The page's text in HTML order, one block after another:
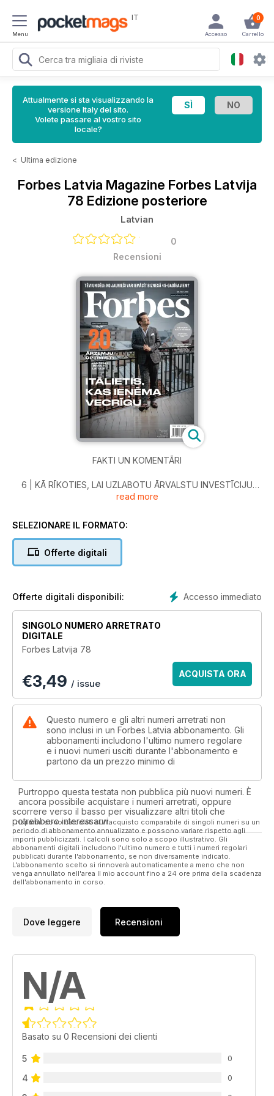
Menu
IT 0
Carrello
Accesso
Attualmente si sta visualizzando la
versione Italy del sito.
Volete passare al vostro sito
locale?
< Ultima edizione
Forbes Latvia Magazine Forbes Latvija
78 Edizione posteriore
Latvian
0
Recensioni
FAKTI UN KOMENTĀRI
6 | KĀ RĪKOTIES, LAI UZLABOTU ĀRVALSTU INVESTĪCIJU
PIESAISTI LATVIJĀ?
8 | KRIEVIJAS SMALKĀ MĀKSLA SODĪT
14 | NEZINĀMIE Y VIENĀDOJUMOS MENEDŽERIEM
16 | «VENTURE» PIEDZĪVOJUMS AR SKATU UZ DOMA
20 | IDEJAS UN MĀCĪBAS. 1OO LIELISKĀKIE BIZNESA PRĀTI
32 | 1968. GADA 1. JŪLIJS. HJŪSTONA, MĒS ESAM ATPAKAĻ
UZŅĒMĒJI
36 | GARŠAS LIETA
42 | TĀ MĒS STRĀDĀJAM
LATVIJA / ĀZIJA
48 | KRITISKĀ DOMĀŠANA
52 | TAIVĀNA LIDO UZ DIENVIDIEM
57 | INTERAKTĪVĀ MODE
62 | INVESTĪCIJAS VECĀKAJĀ PAAUDZĒ
read more
SELEZIONARE IL FORMATO:
Offerte digitali
Accesso immediato
Offerte digitali disponibili:
SINGOLO NUMERO ARRETRATO
DIGITALE
Forbes Latvija 78
€3,49 / issue
ACQUISTA ORA
Questo numero e gli altri numeri arretrati non
sono inclusi in un Forbes Latvia abbonamento. Gli
abbonamenti includono l'ultimo numero regolare
e i nuovi numeri usciti durante l'abbonamento e
partono da un prezzo minimo di
Purtroppo questa testata non pubblica più nuovi numeri. È
ancora possibile acquistare i numeri arretrati, oppure
scorrere verso il basso per visualizzare altri titoli che
potrebbero interessarvi.
I risparmi sono calcolati sull'acquisto comparabile di singoli numeri su un
periodo di abbonamento annualizzato e possono variare rispetto agli
importi pubblicizzati. I calcoli sono solo a scopo illustrativo. Gli
abbonamenti digitali includono l'ultimo numero e tutti i numeri regolari
pubblicati durante l'abbonamento, se non diversamente indicato.
L'abbonamento scelto si rinnoverà automaticamente a meno che non
venga annullato nell'area Il mio account fino a 24 ore prima della scadenza
dell'abbonamento in corso.
Dove leggere Recensioni
N/A
Basato su 0 Recensioni dei clienti
5 0
4 0